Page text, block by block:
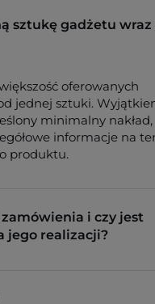
sztukę gadżetu wraz
oferowanych
jednej sztuki.
minimalny nakład,
informacje na
produktu.
i czy jest
jego realizacji?